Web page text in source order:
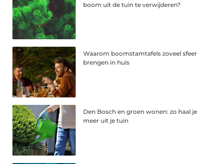
boom uit de tuin te verwijderen?
Waarom boomstamtafels zoveel sfeer
brengen in huis
Den Bosch en groen wonen: zo haal je
meer uit je tuin